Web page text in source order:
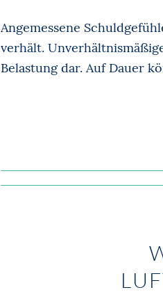
Angemessene
verhält.
Belastung dar. Auf Dauer